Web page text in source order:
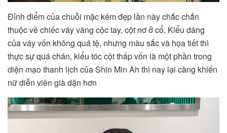
Đỉnh điểm của chuỗi mặc kém đẹp lần này chắc chắn
thuộc về chiếc váy vàng cộc tay, cột nơ ở cổ. Kiểu dáng
của váy vốn không quá tệ, nhưng màu sắc và họa tiết thì
thực sự quá chán, kiểu tóc cột thấp vốn là một phần trong
diện mạo thanh lịch của Shin Min Ah thì nay lại càng khiến
nữ diễn viên già dặn hơn